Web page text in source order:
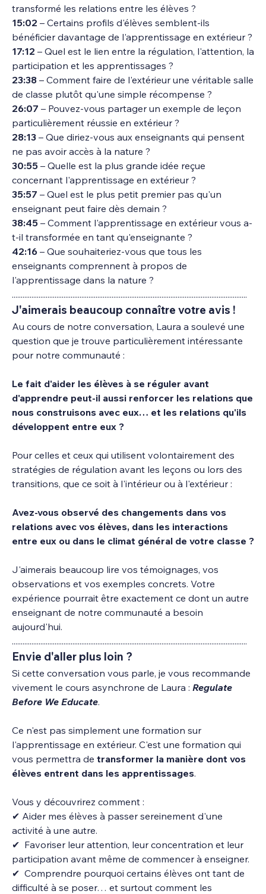
transformé les relations entre les élèves ?
15:02 – Certains profils d'élèves semblent-ils
bénéficier davantage de l'apprentissage en extérieur ?
17:12 – Quel est le lien entre la régulation, l'attention, la
participation et les apprentissages ?
23:38 – Comment faire de l'extérieur une véritable salle
de classe plutôt qu'une simple récompense ?
26:07 – Pouvez-vous partager un exemple de leçon
particulièrement réussie en extérieur ?
28:13 – Que diriez-vous aux enseignants qui pensent
ne pas avoir accès à la nature ?
30:55 – Quelle est la plus grande idée reçue
concernant l'apprentissage en extérieur ?
35:57 – Quel est le plus petit premier pas qu'un
enseignant peut faire dès demain ?
38:45 – Comment l'apprentissage en extérieur vous a-
t-il transformée en tant qu'enseignante ?
42:16 – Que souhaiteriez-vous que tous les
enseignants comprennent à propos de
l'apprentissage dans la nature ?
....................................................................................................................................
J'aimerais beaucoup connaître votre avis !
Au cours de notre conversation, Laura a soulevé une
question que je trouve particulièrement intéressante
pour notre communauté :
Le fait d'aider les élèves à se réguler avant
d'apprendre peut-il aussi renforcer les relations que
nous construisons avec eux… et les relations qu'ils
développent entre eux ?
Pour celles et ceux qui utilisent volontairement des
stratégies de régulation avant les leçons ou lors des
transitions, que ce soit à l'intérieur ou à l'extérieur :
Avez-vous observé des changements dans vos
relations avec vos élèves, dans les interactions
entre eux ou dans le climat général de votre classe ?
J'aimerais beaucoup lire vos témoignages, vos
observations et vos exemples concrets. Votre
expérience pourrait être exactement ce dont un autre
enseignant de notre communauté a besoin
aujourd'hui.
....................................................................................................................................
Envie d'aller plus loin ?
Si cette conversation vous parle, je vous recommande
vivement le cours asynchrone de Laura : Regulate
Before We Educate.
Ce n'est pas simplement une formation sur
l'apprentissage en extérieur. C'est une formation qui
vous permettra de transformer la manière dont vos
élèves entrent dans les apprentissages.
Vous y découvrirez comment :
✔ Aider mes élèves à passer sereinement d'une
activité à une autre.
✔  Favoriser leur attention, leur concentration et leur
participation avant même de commencer à enseigner.
✔  Comprendre pourquoi certains élèves ont tant de
difficulté à se poser… et surtout comment les